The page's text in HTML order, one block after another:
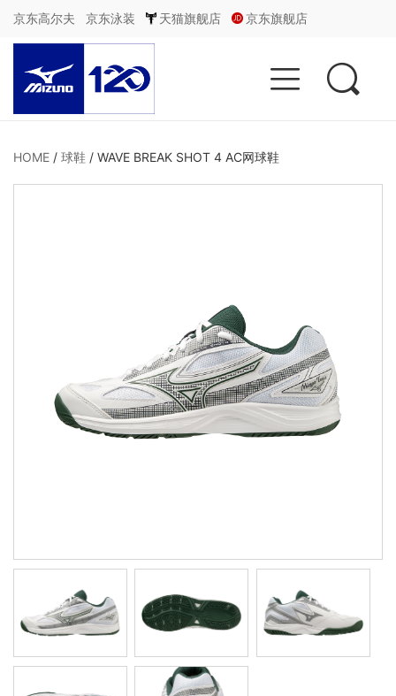
京东高尔夫 京东泳装 天猫旗舰店 京东旗舰店
 
HOME / 球鞋 / WAVE BREAK SHOT 4 AC网球鞋